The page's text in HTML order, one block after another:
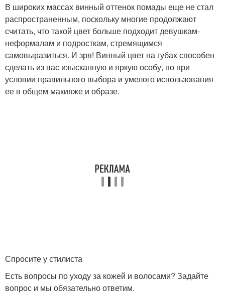
В широких массах винный оттенок помады еще не стал
распространенным, поскольку многие продолжают
считать, что такой цвет больше подходит девушкам-
неформалам и подросткам, стремящимся
самовыразиться. И зря! Винный цвет на губах способен
сделать из вас изысканную и яркую особу, но при
условии правильного выбора и умелого использования
ее в общем макияже и образе.
Спросите у стилиста
Есть вопросы по уходу за кожей и волосами? Задайте
вопрос и мы обязательно ответим.